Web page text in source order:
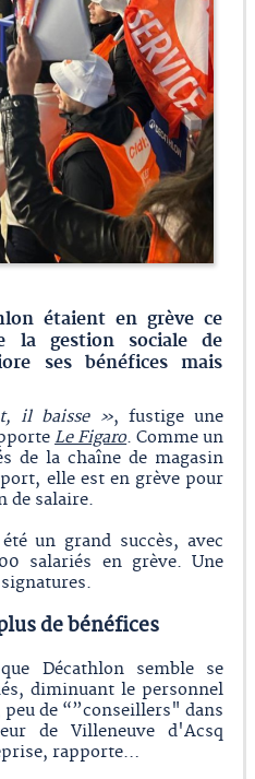
étaient en grève ce
la gestion sociale de
ses bénéfices mais
il baisse », fustige une
Le Figaro. Comme un
de la chaîne de magasin
elle est en grève pour
de salaire.
un grand succès, avec
salariés en grève. Une
de bénéfices
Décathlon semble se
diminuant le personnel
de “”conseillers" dans
de Villeneuve d'Acsq
rapporte…